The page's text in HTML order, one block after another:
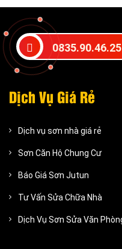
Dịch Vụ Giá Rẻ
Dịch vụ sơn nhà giá rẻ
Sơn Căn Hộ Chung Cư
Báo Giá Sơn Jutun
Tư Vấn Sửa Chữa Nhà
Dịch Vụ Sơn Sửa Văn
0835.90.46.25